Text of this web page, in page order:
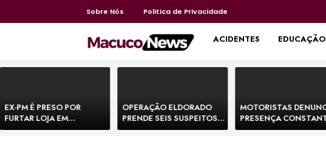
Sobre Nós Politica de Privacidade
HOME ACIDENTES EDUCAÇÃO
EX-PM É PRESO POR
FURTAR LOJA EM
SHOPPING NA BAHIA E
OPERAÇÃO ELDORADO
PRENDE SEIS SUSPEITOS
DE MOVIMENTAR R$ 25
MOTORISTAS
PRESENÇA
DE BOVINOS NA BR-